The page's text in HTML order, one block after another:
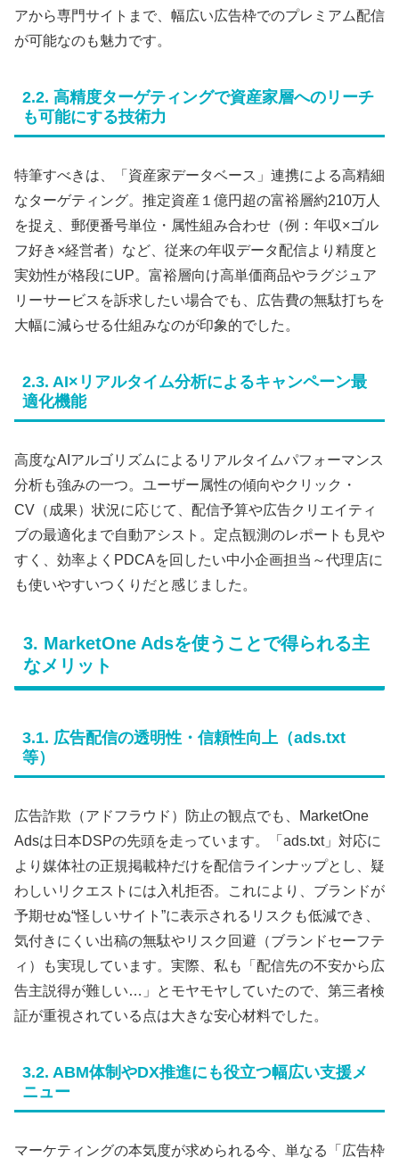
アから専門サイトまで、幅広い広告枠でのプレミアム配信
が可能なのも魅力です。
2.2. 高精度ターゲティングで資産家層へのリーチ
も可能にする技術力
特筆すべきは、「資産家データベース」連携による高精細
なターゲティング。推定資産１億円超の富裕層約210万人
を捉え、郵便番号単位・属性組み合わせ（例：年収×ゴル
フ好き×経営者）など、従来の年収データ配信より精度と
実効性が格段にUP。富裕層向け高単価商品やラグジュア
リーサービスを訴求したい場合でも、広告費の無駄打ちを
大幅に減らせる仕組みなのが印象的でした。
2.3. AI×リアルタイム分析によるキャンペーン最
適化機能
高度なAIアルゴリズムによるリアルタイムパフォーマンス
分析も強みの一つ。ユーザー属性の傾向やクリック・
CV（成果）状況に応じて、配信予算や広告クリエイティ
ブの最適化まで自動アシスト。定点観測のレポートも見や
すく、効率よくPDCAを回したい中小企画担当～代理店に
も使いやすいつくりだと感じました。
3. MarketOne Adsを使うことで得られる主
なメリット
3.1. 広告配信の透明性・信頼性向上（ads.txt
等）
広告詐欺（アドフラウド）防止の観点でも、MarketOne
Adsは日本DSPの先頭を走っています。「ads.txt」対応に
より媒体社の正規掲載枠だけを配信ラインナップとし、疑
わしいリクエストには入札拒否。これにより、ブランドが
予期せぬ“怪しいサイト”に表示されるリスクも低減でき、
気付きにくい出稿の無駄やリスク回避（ブランドセーフテ
ィ）も実現しています。実際、私も「配信先の不安から広
告主説得が難しい…」とモヤモヤしていたので、第三者検
証が重視されている点は大きな安心材料でした。
3.2. ABM体制やDX推進にも役立つ幅広い支援メ
ニュー
マーケティングの本気度が求められる今、単なる「広告枠